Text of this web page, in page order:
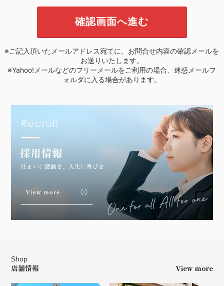
※ご記入頂いたメールアドレス宛てに、お問合せ内容の確認メールを
お送りいたします。
※Yahoo!メールなどのフリーメールをご利用の場合、迷惑メールフ
ォルダに入る場合があります。
Shop
店舗情報 View more